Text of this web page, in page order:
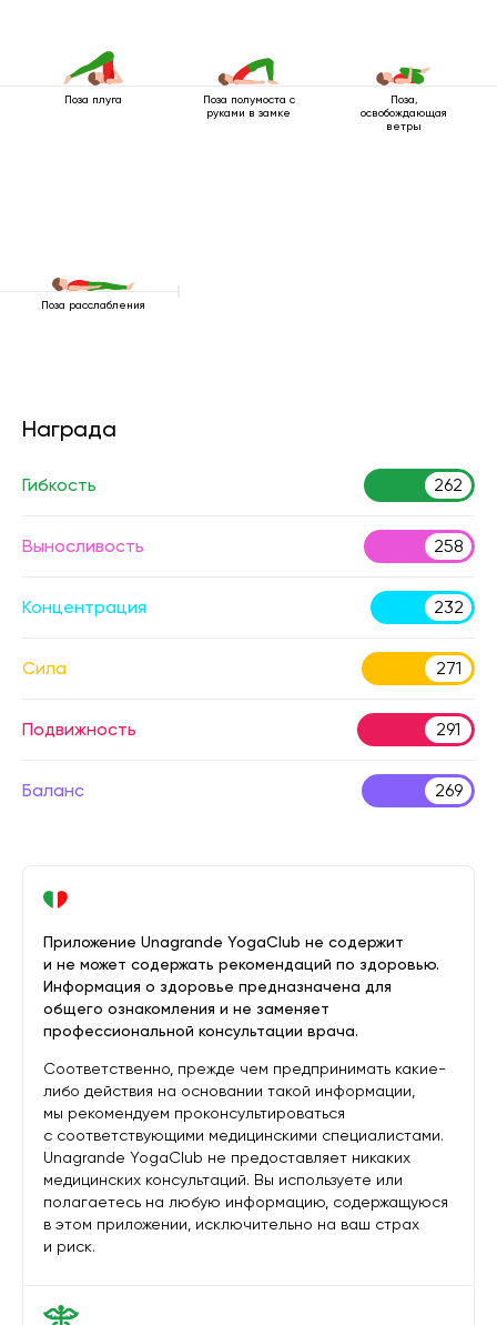
Поза плуга
Поза полумоста с
руками в замке
Поза,
освобождающая
ветры
Поза расслабления
Награда
Гибкость 262
Выносливость 258
Концентрация 232
Сила 271
Подвижность 291
Баланс 269
Приложение Unagrande YogaClub не содержит
и не может содержать рекомендаций по здоровью.
Информация о здоровье предназначена для
общего ознакомления и не заменяет
профессиональной консультации врача.
Соответственно, прежде чем предпринимать какие-
либо действия на основании такой информации,
мы рекомендуем проконсультироваться
с соответствующими медицинскими специалистами.
Unagrande YogaClub не предоставляет никаких
медицинских консультаций. Вы используете или
полагаетесь на любую информацию, содержащуюся
в этом приложении, исключительно на ваш страх
и риск.